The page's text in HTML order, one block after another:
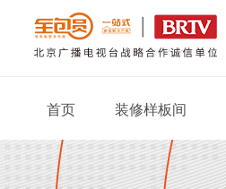
首页 装修样板间